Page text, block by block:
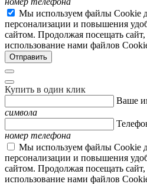
Мы используем файлы Cookie
персонализации и повышения
сайтом. Продолжая посещать сайт,
использование нами файлов
Купить в один клик
Ваше
символа
номер телефона
Мы используем файлы Cookie
персонализации и повышения
сайтом. Продолжая посещать сайт,
использование нами файлов